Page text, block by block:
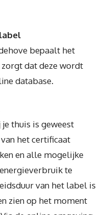
bepaalt het
dat deze wordt
database.
thuis is geweest
het certificaat
en alle mogelijke
te
van het label is
zien op het moment